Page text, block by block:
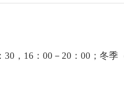
，16：00－20：00；冬